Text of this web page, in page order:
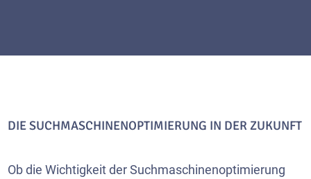
DIE SUCHMASCHINENOPTIMIERUNG IN DER ZUKUNFT
Ob die Wichtigkeit der Suchmaschinenoptimierung